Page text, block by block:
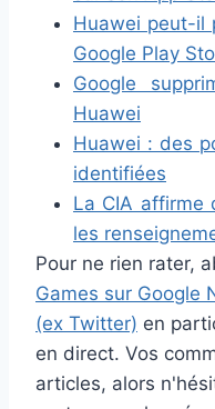
Huawei peut-il
Google Play
Google
Huawei
Huawei : des
identifiées
La CIA affirme
les
Pour ne rien rater,
Games sur Google
(ex Twitter) en
en direct. Vos
articles, alors